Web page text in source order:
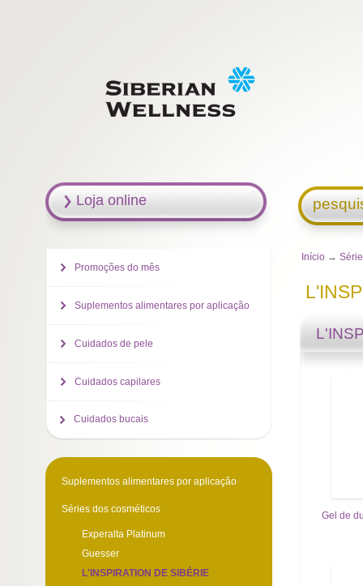
Início →
Gel de
Loja online
Promoções do mês
Suplementos alimentares por aplicação
Cuidados de pele
Cuidados capilares
Cuidados bucais
Suplementos alimentares por aplicação
Séries dos cosméticos
Experalta Platinum
Guesser
L'INSPIRATION DE SIBÉRIE